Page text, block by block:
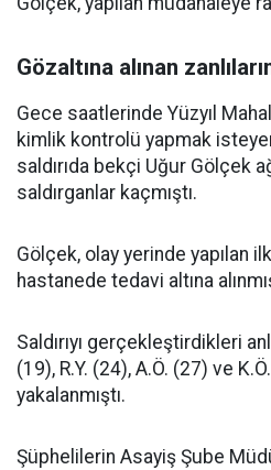
Gözaltına alınan
Gece saatlerinde Yüzyıl
kimlik kontrolü yapmak
saldırıda bekçi Uğur Gölçek
saldırganlar kaçmıştı.
Gölçek, olay yerinde yapılan
hastanede tedavi altına
Saldırıyı gerçekleştirdikleri
(19), R.Y. (24), A.Ö. (27) ve
yakalanmıştı.
Şüphelilerin Asayiş Şube